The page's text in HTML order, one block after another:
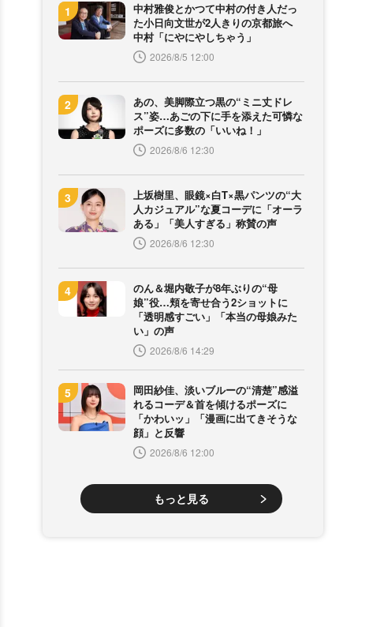
中村雅俊とかつて中村の付き人だっ
た小日向文世が2人きりの京都旅へ
中村「にやにやしちゃう」
2026/8/5 12:00
あの、美脚際立つ黒の“ミニ丈ドレ
ス”姿…あごの下に手を添えた可憐な
ポーズに多数の「いいね！」
2026/8/6 12:30
上坂樹里、眼鏡×白T×黒パンツの“大
人カジュアル”な夏コーデに「オーラ
ある」「美人すぎる」称賛の声
2026/8/6 12:30
のん＆堀内敬子が8年ぶりの“母
娘”役…頬を寄せ合う2ショットに
「透明感すごい」「本当の母娘みた
い」の声
2026/8/6 14:29
岡田紗佳、淡いブルーの“清楚”感溢
れるコーデ＆首を傾けるポーズに
「かわいッ」「漫画に出てきそうな
顔」と反響
2026/8/6 12:00
もっと見る